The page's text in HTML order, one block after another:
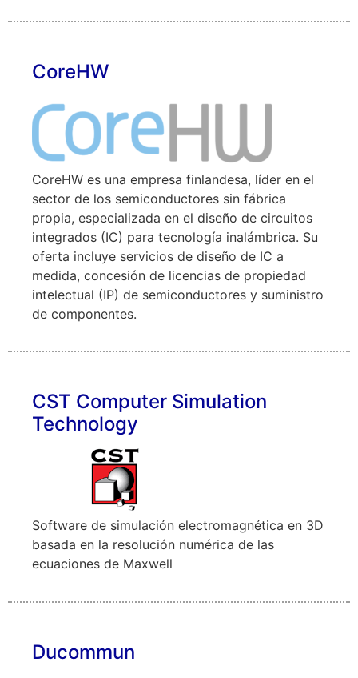
CoreHW
CoreHW es una empresa finlandesa, líder en el
sector de los semiconductores sin fábrica
propia, especializada en el diseño de circuitos
integrados (IC) para tecnología inalámbrica. Su
oferta incluye servicios de diseño de IC a
medida, concesión de licencias de propiedad
intelectual (IP) de semiconductores y suministro
de componentes.
CST Computer Simulation
Technology
Software de simulación electromagnética en 3D
basada en la resolución numérica de las
ecuaciones de Maxwell
Ducommun